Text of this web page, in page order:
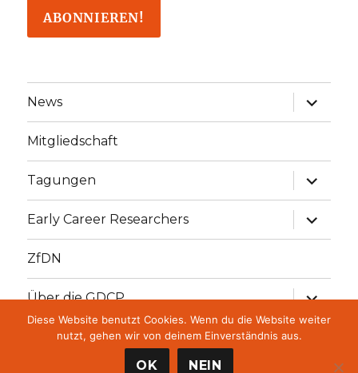
News
öffnen
Mitgliedschaft
Tagungen
öffnen
Early Career Researchers
öffnen
ZfDN
Über die GDCP
GDCP Stiftung
öffnen
Diese Website benutzt Cookies. Wenn du die Website weiter
nutzt, gehen wir von deinem Einverständnis aus.
OK NEIN